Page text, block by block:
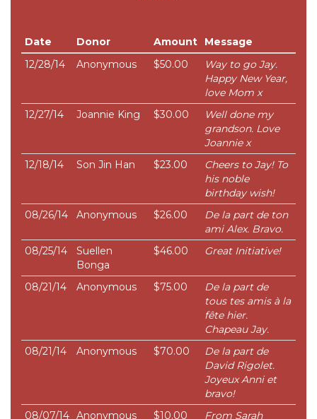
Date Donor Amount
Message
12/28/14
Anonymous $50.00
Way to go Jay.
Happy New Year,
love Mom x
12/27/14
Joannie King $30.00
Well done my
grandson. Love
Joannie x
12/18/14
Son Jin Han $23.00
Cheers to Jay! To
his noble
birthday wish!
08/26/14
Anonymous $26.00
De la part de ton
ami Alex. Bravo.
08/25/14
Suellen
Bonga
$46.00 Great Initiative!
08/21/14 Anonymous $75.00
De la part de
tous tes amis à la
fête hier.
Chapeau Jay.
08/21/14
Anonymous $70.00
De la part de
David Rigolet.
Joyeux Anni et
bravo!
08/07/14 Anonymous $10.00 From Sarah